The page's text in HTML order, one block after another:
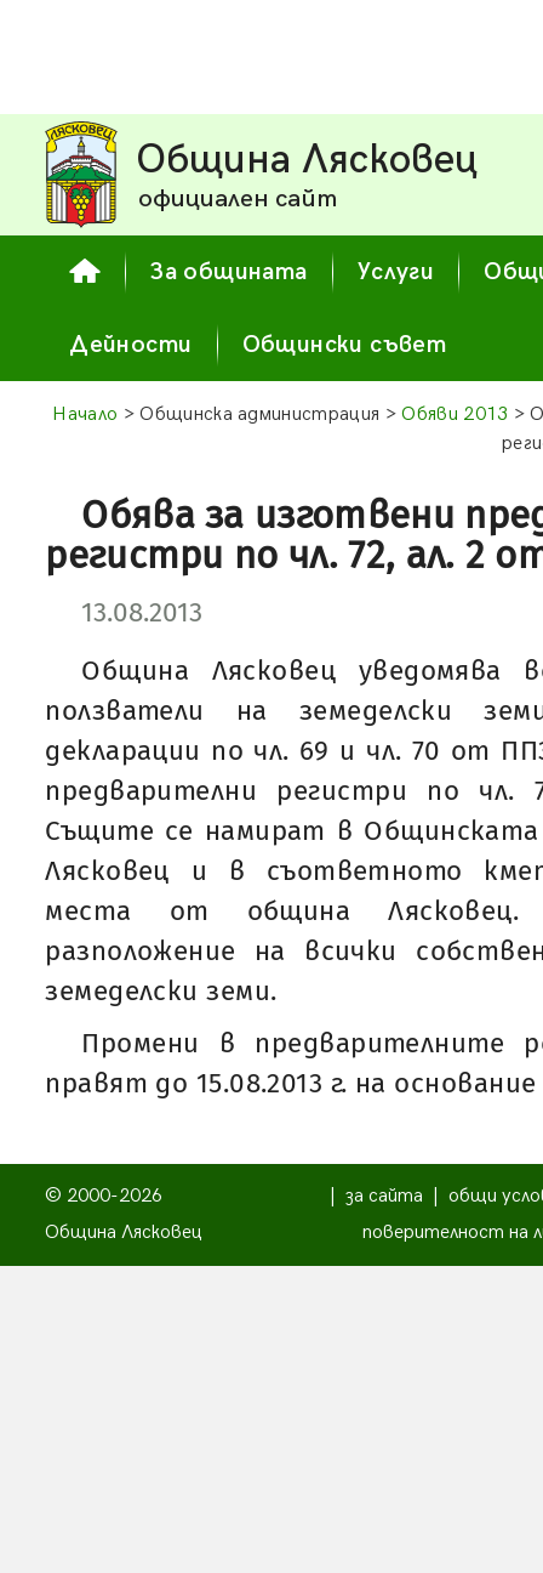
Община Лясковец
официален сайт
За общината Услуги
Дейности Общински съвет
Начало > Общинска администрация >Обяви 2013 >
Обява за изготвени
регистри по чл. 72, ал. 2
13.08.2013
Община Лясковец уведомява
ползватели на земеделски
декларации по чл. 69 и чл. 70 от
предварителни регистри по
Същите се намират в Общинската
Лясковец и в съответното
места от община
разположение на всички
земеделски земи.
Промени в предварителните
правят до 15.08.2013 г. на
© 2000-2026
Община Лясковец
за сайта
общи
поверителност на